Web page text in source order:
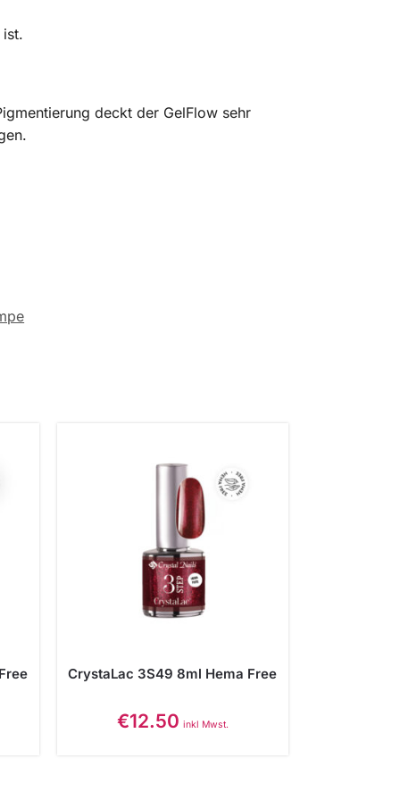
deckt der GelFlow sehr
CrystaLac 3S49 8ml Hema Free
€12.50 inkl Mwst.